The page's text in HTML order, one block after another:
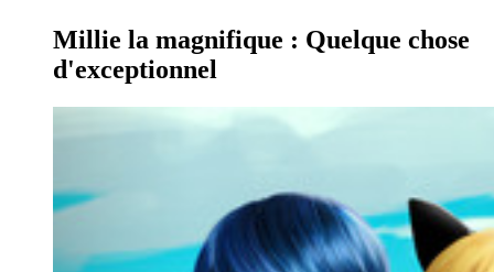
Millie la magnifique : Quelque chose
d'exceptionnel